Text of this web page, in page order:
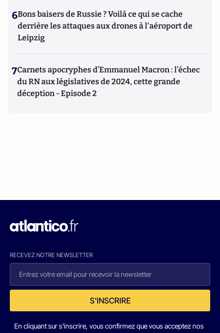
6Bons baisers de Russie ? Voilà ce qui se cache
derrière les attaques aux drones à l'aéroport de
Leipzig
7Carnets apocryphes d’Emmanuel Macron : l’échec
du RN aux législatives de 2024, cette grande
déception - Episode 2
RECEVEZ NOTRE NEWSLETTER
S'INSCRIRE
En cliquant sur s'inscrire, vous confirmez que vous acceptez nos